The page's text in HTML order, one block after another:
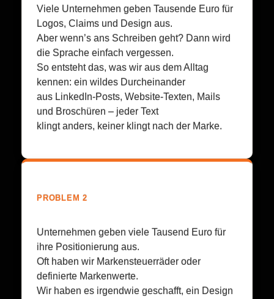
Viele Unternehmen geben Tausende Euro für
Logos, Claims und Design aus.
Aber wenn’s ans Schreiben geht? Dann wird
die Sprache einfach vergessen.
So entsteht das, was wir aus dem Alltag
kennen: ein wildes Durcheinander
aus LinkedIn-Posts, Website-Texten, Mails
und Broschüren – jeder Text
klingt anders, keiner klingt nach der Marke.
PROBLEM 2
Unternehmen geben viele Tausend Euro für
ihre Positionierung aus.
Oft haben wir Markensteuerräder oder
definierte Markenwerte.
Wir haben es irgendwie geschafft, ein Design